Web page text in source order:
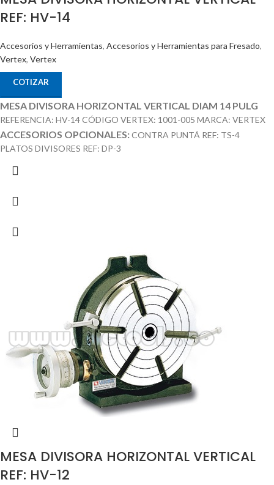
REF: HV-14
Accesorios y Herramientas, Accesorios y Herramientas para Fresado,
Vertex, Vertex
COTIZAR
MESA DIVISORA HORIZONTAL VERTICAL DIAM 14 PULG
REFERENCIA: HV-14 CÓDIGO VERTEX: 1001-005 MARCA: VERTEX
ACCESORIOS OPCIONALES:CONTRA PUNTÁ REF: TS-4
PLATOS DIVISORES REF: DP-3
MESA DIVISORA HORIZONTAL VERTICAL
REF: HV-12